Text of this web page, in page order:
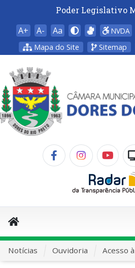
Poder Legislativo
A+ A- Aa NVDA
Mapa do Site
Sitemap
Notícias Ouvidoria Acesso